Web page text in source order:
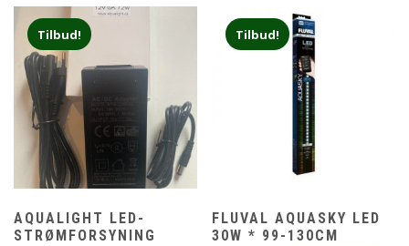
Tilbud!
AQUALIGHT LED-
STRØMFORSYNING
Tilbud!
FLUVAL AQUASKY LED
30W * 99-130CM